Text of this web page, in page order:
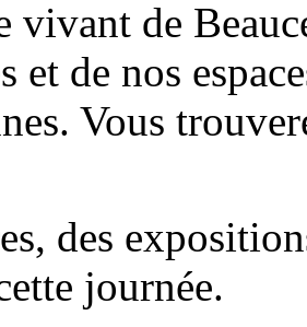
vivant de
et de nos
Vous
des
journée.